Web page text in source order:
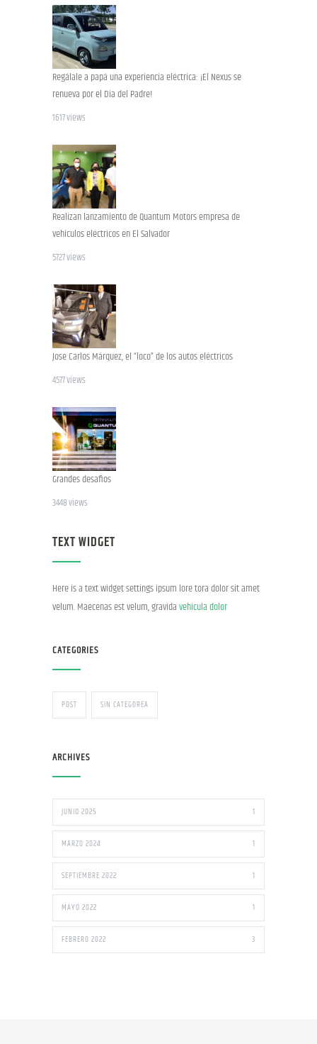
Regálale a papá una experiencia eléctrica: ¡El Nexus se
renueva por el Dia del Padre!
1617 views
Realizan lanzamiento de Quantum Motors empresa de
vehiculos eléctricos en El Salvador
5727 views
Jose Carlos Márquez, el “loco” de los autos eléctricos
4577 views
Grandes desafios
3448 views
TEXT WIDGET
Here is a text widget settings ipsum lore tora dolor sit amet
velum. Maecenas est velum, gravidavehicula dolor
CATEGORIES
POST SIN CATEGORÍA
ARCHIVES
JUNIO 2025 1
MARZO 2024 1
SEPTIEMBRE 2022 1
MAYO 2022 1
FEBRERO 2022 3